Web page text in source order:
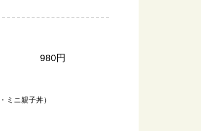
980円
ミニ親子丼）